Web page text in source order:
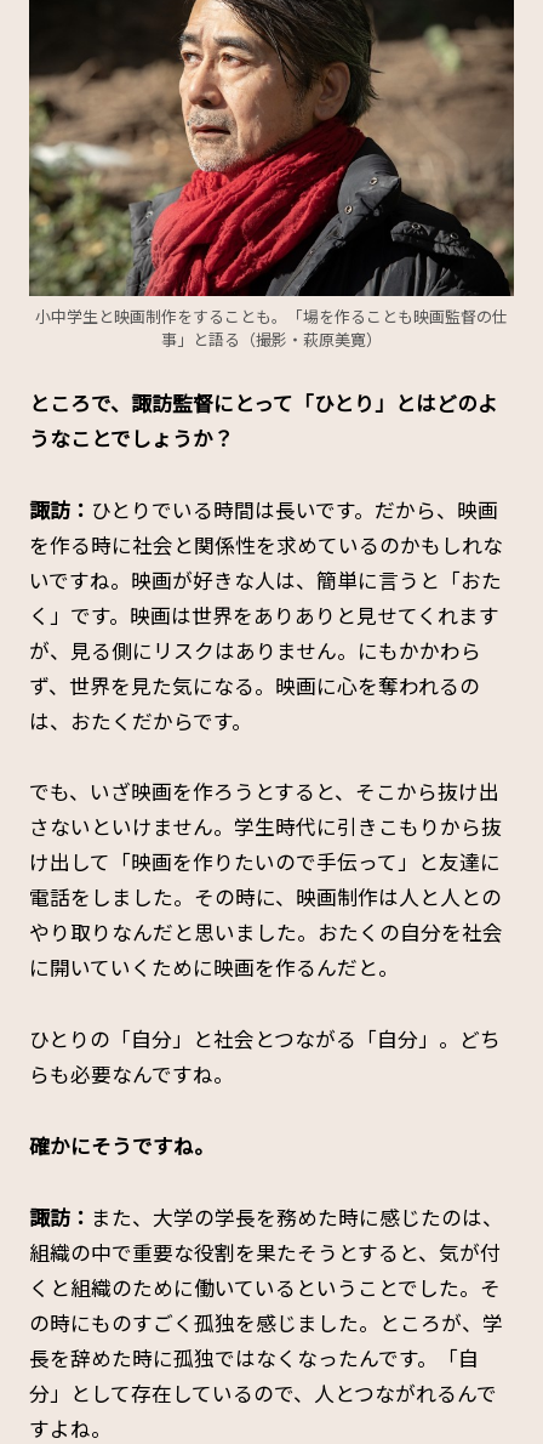
小中学生と映画制作をすることも。「場を作ることも映画監督の仕
事」と語る（撮影・萩原美寛）
――ところで、諏訪監督にとって「ひとり」とはどのよ
うなことでしょうか？
諏訪： ひとりでいる時間は長いです。だから、映画
を作る時に社会と関係性を求めているのかもしれな
いですね。映画が好きな人は、簡単に言うと「おた
く」です。映画は世界をありありと見せてくれます
が、見る側にリスクはありません。にもかかわら
ず、世界を見た気になる。映画に心を奪われるの
は、おたくだからです。
でも、いざ映画を作ろうとすると、そこから抜け出
さないといけません。学生時代に引きこもりから抜
け出して「映画を作りたいので手伝って」と友達に
電話をしました。その時に、映画制作は人と人との
やり取りなんだと思いました。おたくの自分を社会
に開いていくために映画を作るんだと。
ひとりの「自分」と社会とつながる「自分」。どち
らも必要なんですね。
――確かにそうですね。
諏訪： また、大学の学長を務めた時に感じたのは、
組織の中で重要な役割を果たそうとすると、気が付
くと組織のために働いているということでした。そ
の時にものすごく孤独を感じました。ところが、学
長を辞めた時に孤独ではなくなったんです。「自
分」として存在しているので、人とつながれるんで
すよね。